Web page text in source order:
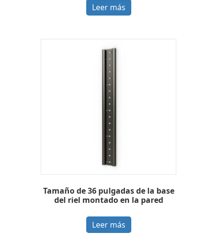
Leer más
Tamaño de 36 pulgadas de la base
del riel montado en la pared
Leer más